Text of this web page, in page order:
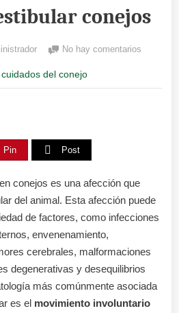
conejos
No hay comentarios
conejos
del conejo
Pin Post
en conejos es una afección que
del animal. Esta afección puede
de factores, como infecciones
envenenamiento,
cerebrales, malformaciones
degenerativas y desequilibrios
más comúnmente asociada
es el movimiento involuntario